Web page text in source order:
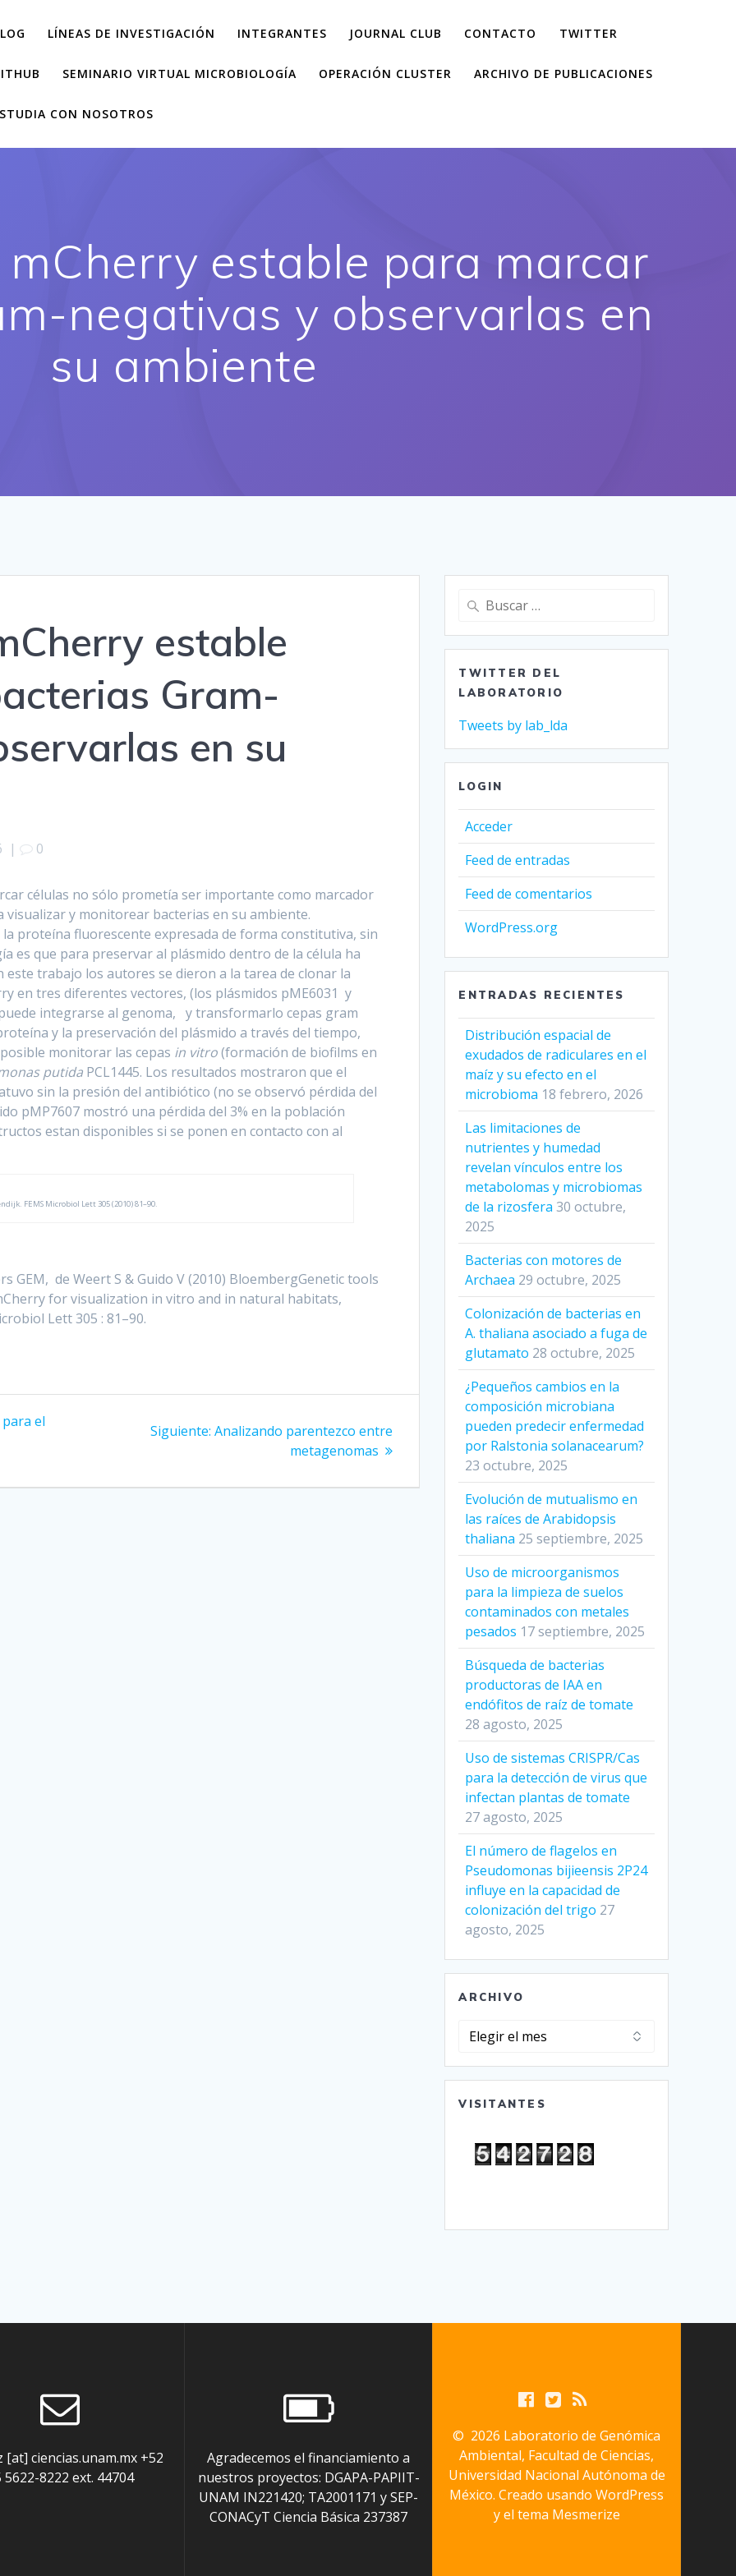
LÍNEAS DE INVESTIGACIÓN INTEGRANTES JOURNAL CLUB CONTACTO TWITTER
SEMINARIO VIRTUAL MICROBIOLOGÍA OPERACIÓN CLUSTER ARCHIVO DE PUBLICACIONES
CON NOSOTROS
mCherry estable para marcar
negativas y observarlas en
su ambiente
estable
Gram-
en su
| 0
células no sólo prometía ser importante como marcador
y monitorear bacterias en su ambiente.
proteína fluorescente expresada de forma constitutiva, sin
es que para preservar al plásmido dentro de la célula ha
este trabajo los autores se dieron a la tarea de clonar la
en tres diferentes vectores, (los plásmidos pME6031 y
integrarse al genoma, y transformarlo cepas gram
y la preservación del plásmido a través del tiempo,
monitorar las cepas in vitro(formación de biofilms en
putida PCL1445. Los resultados mostraron que el
sin la presión del antibiótico (no se observó pérdida del
pMP7607 mostró una pérdida del 3% en la población
estan disponibles si se ponen en contacto con al
FEMS Microbiol Lett 305 (2010) 81–90.
GEM, de Weert S & Guido V (2010) BloembergGenetic tools
for visualization in vitro and in natural habitats,
Lett 305 : 81–90.
el
Siguiente: Siguiente
Analizando parentezco entre
metagenomas
Buscar:
TWITTER DEL
LABORATORIO
Tweets by lab_lda
LOGIN
Acceder
Feed de entradas
Feed de comentarios
WordPress.org
ENTRADAS RECIENTES
Distribución espacial de
exudados de radiculares en el
maíz y su efecto en el
microbioma 18 febrero, 2026
Las limitaciones de
nutrientes y humedad
revelan vínculos entre los
metabolomas y microbiomas
de la rizosfera 30 octubre,
2025
Bacterias con motores de
Archaea 29 octubre, 2025
Colonización de bacterias en
A. thaliana asociado a fuga de
glutamato 28 octubre, 2025
¿Pequeños cambios en la
composición microbiana
pueden predecir enfermedad
por Ralstonia solanacearum?
23 octubre, 2025
Evolución de mutualismo en
las raíces de Arabidopsis
thaliana 25 septiembre, 2025
Uso de microorganismos
para la limpieza de suelos
contaminados con metales
pesados 17 septiembre, 2025
Búsqueda de bacterias
productoras de IAA en
endófitos de raíz de tomate
28 agosto, 2025
Uso de sistemas CRISPR/Cas
para la detección de virus que
infectan plantas de tomate
27 agosto, 2025
El número de flagelos en
Pseudomonas bijieensis 2P24
influye en la capacidad de
colonización del trigo 27
agosto, 2025
ARCHIVO
Archivo
VISITANTES
[at] ciencias.unam.mx +52
5622-8222 ext. 44704
Agradecemos el financiamiento a
nuestros proyectos: DGAPA-PAPIIT-
UNAM IN221420; TA2001171 y SEP-
CONACyT Ciencia Básica 237387
© 2026 Laboratorio de Genómica
Ambiental, Facultad de Ciencias,
Universidad Nacional Autónoma de
México. Creado usando WordPress
y el tema Mesmerize